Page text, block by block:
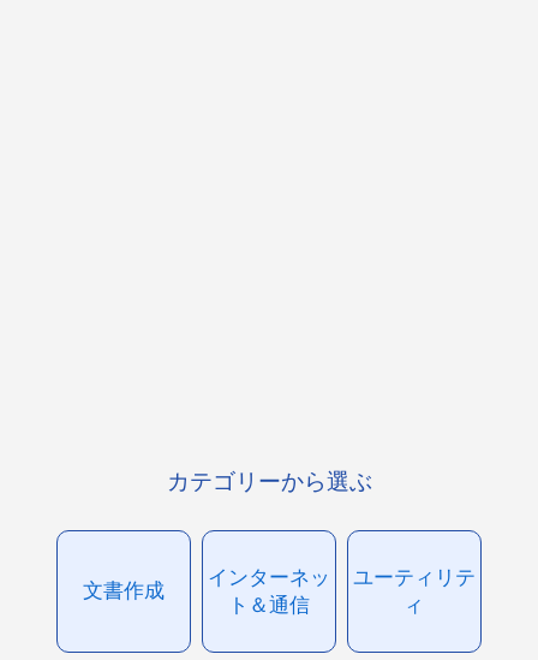
カテゴリーから選ぶ
文書作成
インターネッ
ト＆通信
ユーティリテ
ィ